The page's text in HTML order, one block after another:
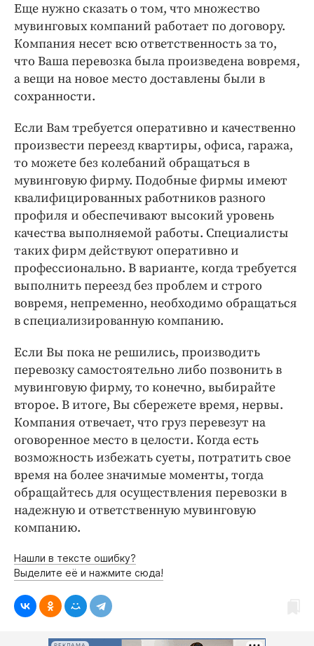
Еще нужно сказать о том, что множество
мувинговых компаний работает по договору.
Компания несет всю ответственность за то,
что Ваша перевозка была произведена вовремя,
а вещи на новое место доставлены были в
сохранности.
Если Вам требуется оперативно и качественно
произвести переезд квартиры, офиса, гаража,
то можете без колебаний обращаться в
мувинговую фирму. Подобные фирмы имеют
квалифицированных работников разного
профиля и обеспечивают высокий уровень
качества выполняемой работы. Специалисты
таких фирм действуют оперативно и
профессионально. В варианте, когда требуется
выполнить переезд без проблем и строго
вовремя, непременно, необходимо обращаться
в специализированную компанию.
Если Вы пока не решились, производить
перевозку самостоятельно либо позвонить в
мувинговую фирму, то конечно, выбирайте
второе. В итоге, Вы сбережете время, нервы.
Компания отвечает, что груз перевезут на
оговоренное место в целости. Когда есть
возможность избежать суеты, потратить свое
время на более значимые моменты, тогда
обращайтесь для осуществления перевозки в
надежную и ответственную мувинговую
компанию.
Нашли в тексте ошибку?
Выделите её и нажмите сюда!